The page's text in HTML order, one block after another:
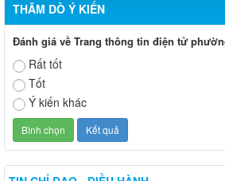
THĂM DÒ Ý KIẾN
Đánh giá về Trang thông tin điện tử
Rất tốt
Tốt
Ý kiến khác